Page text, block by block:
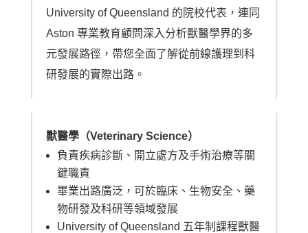
University of Queensland 的院校代表，連同
Aston 專業教育顧問深入分析獸醫學界的多
元發展路徑，帶您全面了解從前線護理到科
研發展的實際出路。
獸醫學（Veterinary Science）
負責疾病診斷、開立處方及手術治療等關
鍵職責
畢業出路廣泛，可於臨床、生物安全、藥
物研發及科研等領域發展
University of Queensland 五年制課程獸醫